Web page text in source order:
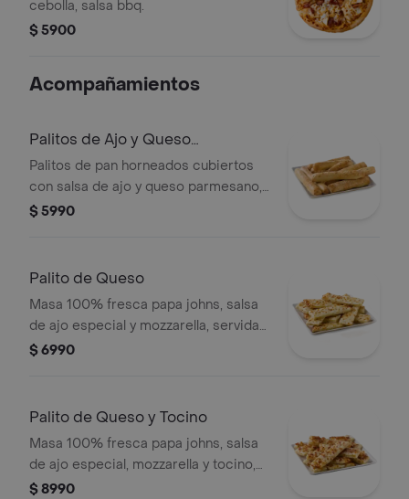
cebolla, salsa bbq.
$ 5900
Acompañamientos
Palitos de Ajo y Queso
Parmesano
Palitos de pan horneados cubiertos
con salsa de ajo y queso parmesano,
8 piezas.
$ 5990
Palito de Queso
Masa 100% fresca papa johns, salsa
de ajo especial y mozzarella, servida
$ 6990
Palito de Queso y Tocino
Masa 100% fresca papa johns, salsa
de ajo especial, mozzarella y tocino,
servida con salsa de pizza y salsa de
$ 8990